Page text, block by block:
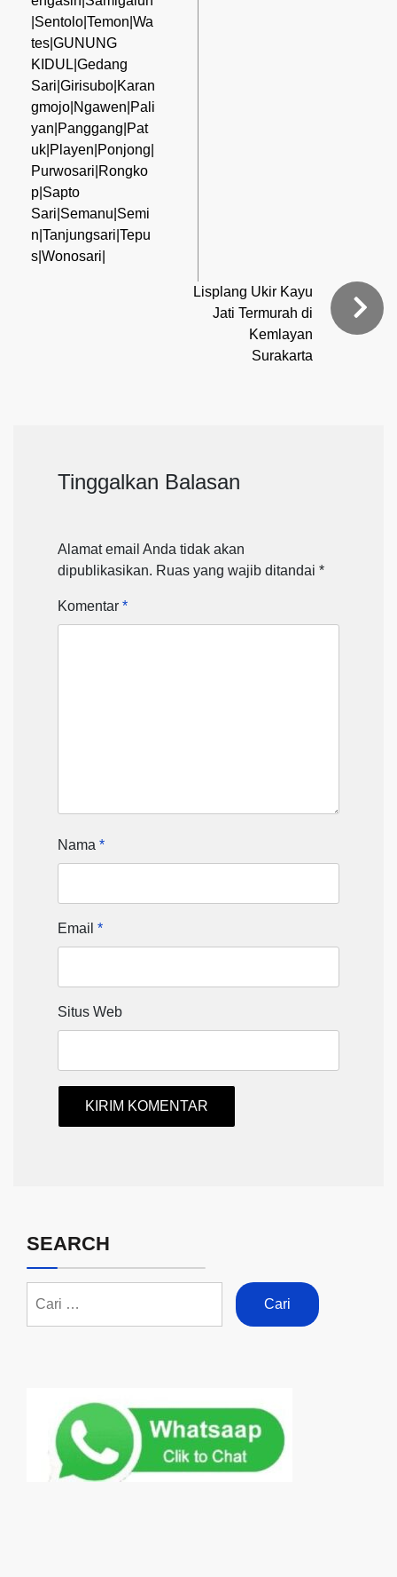
|Sentolo|Temon|Wa
tes|GUNUNG
KIDUL|Gedang
Sari|Girisubo|Karan
gmojo|Ngawen|Pali
yan|Panggang|Pat
uk|Playen|Ponjong|
Purwosari|Rongko
p|Sapto
Sari|Semanu|Semi
n|Tanjungsari|Tepu
s|Wonosari|
Lisplang Ukir Kayu
Jati Termurah di
Kemlayan
Surakarta
Tinggalkan Balasan
Alamat email Anda tidak akan
dipublikasikan. Ruas yang wajib ditandai *
Komentar *
Nama *
Email *
Situs Web
SEARCH